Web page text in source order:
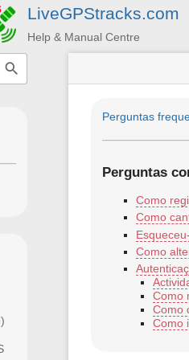
LiveGPStracks.com
Help & Manual Centre
Perguntas
Perguntas
Como
Como
Como
Como
Como
Como